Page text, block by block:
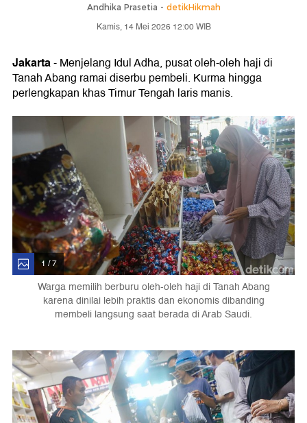
Andhika Prasetia - detikHikmah
Kamis, 14 Mei 2026 12:00 WIB
Jakarta- Menjelang Idul Adha, pusat oleh-oleh haji di
Tanah Abang ramai diserbu pembeli. Kurma hingga
perlengkapan khas Timur Tengah laris manis.
1 / 7
Warga memilih berburu oleh-oleh haji di Tanah Abang
karena dinilai lebih praktis dan ekonomis dibanding
membeli langsung saat berada di Arab Saudi.